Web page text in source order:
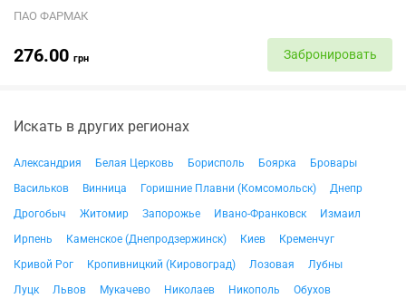
ПАО ФАРМАК
276.00 грн Забронировать
Искать в других регионах
Александрия Белая Церковь Борисполь Боярка
Бровары
Васильков
Винница Горишние Плавни (Комсомольск)
Днепр
Дрогобыч
Житомир Запорожье Ивано-Франковск
Измаил
Ирпень
Каменское (Днепродзержинск) Киев
Кременчуг
Кривой Рог
Кропивницкий (Кировоград) Лозовая
Лубны
Луцк
Львов Мукачево Николаев Никополь
Обухов